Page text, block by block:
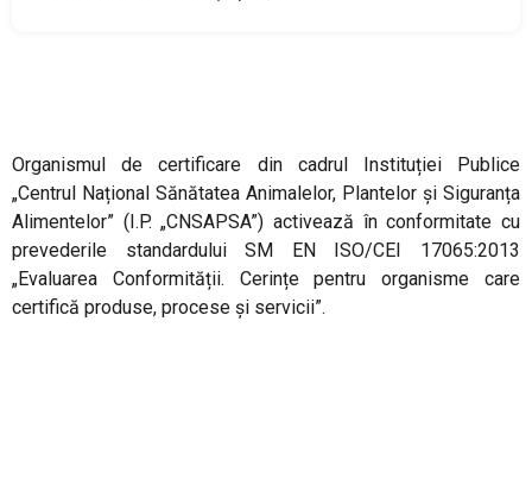
Organismul de certificare din cadrul
Instituției Publice
„Centrul Național Sănătatea Animalelor, Plantelor și Siguranța
Alimentelor” (I.P. „CNSAPSA”) activează în conformitate cu
prevederile standardului SM EN ISO/CEI 17065:2013
„Evaluarea Conformității. Cerințe pentru organisme care
certifică produse, procese și servicii”.